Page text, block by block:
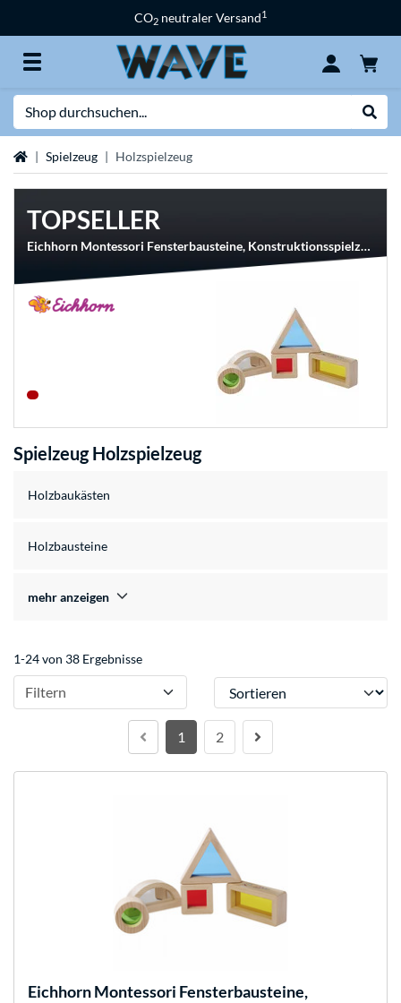
CO2 neutraler Versand1
StartseiteSpielzeug Holzspielzeug
TOPSELLER
Eichhorn Montessori Fensterbausteine, Konstruktionsspielzeug
Spielzeug Holzspielzeug
Holzbaukästen
Holzbausteine
mehr anzeigen
1-24 von 38 Ergebnisse
Filtern Sortieren
1 2
EichhornMontessori Fensterbausteine,